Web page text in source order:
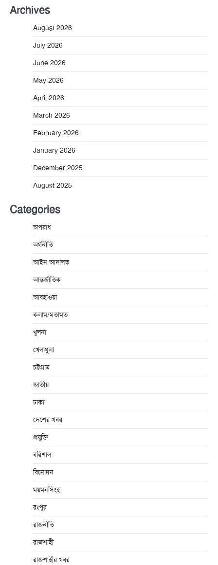
Archives
August 2026
July 2026
June 2026
May 2026
April 2026
March 2026
February 2026
January 2026
December 2025
August 2025
Categories
অপরাধ
অর্থনীতি
আইন আদালত
আন্তর্জাতিক
আবহাওয়া
কলাম/মতামত
খুলনা
খেলাধুলা
চট্টগ্রাম
জাতীয়
ঢাকা
দেশের খবর
প্রযুক্তি
বরিশাল
বিনোদন
ময়মনসিংহ
রংপুর
রাজনীতি
রাজশাহী
রাজশাহীর খবর